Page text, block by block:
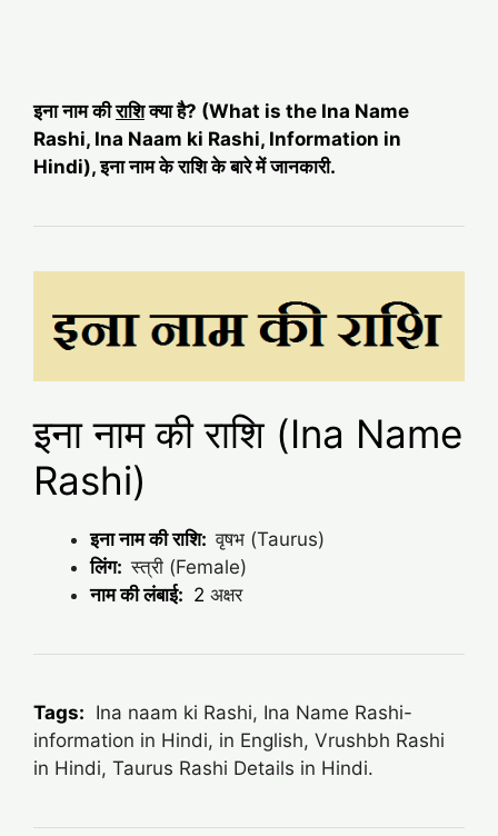
इना नाम कीराशिक्या है? (What is the Ina Name
Rashi, Ina Naam ki Rashi, Information in
Hindi), इना नाम के राशि के बारे में जानकारी.
इना नाम की राशि (Ina Name
Rashi)
इना नाम की राशि:वृषभ (Taurus)
लिंग:स्त्री (Female)
नाम की लंबाई: 2 अक्षर
Tags: Ina naam ki Rashi, Ina Name Rashi-
information in Hindi, in English, Vrushbh Rashi
in Hindi, Taurus Rashi Details in Hindi.